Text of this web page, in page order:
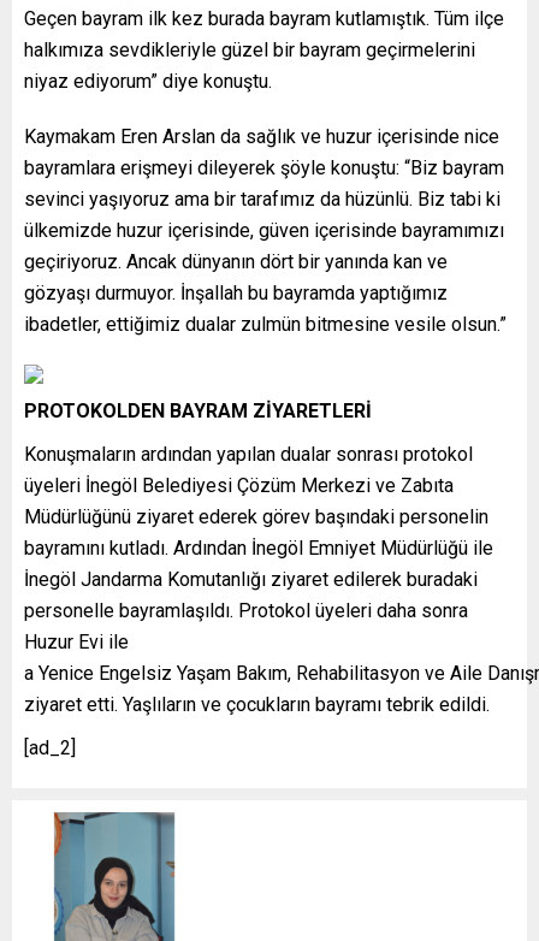
Geçen bayram ilk kez burada bayram kutlamıştık. Tüm ilçe
halkımıza sevdikleriyle güzel bir bayram geçirmelerini
niyaz ediyorum” diye konuştu.
Kaymakam Eren Arslan da sağlık ve huzur içerisinde nice
bayramlara erişmeyi dileyerek şöyle konuştu: “Biz bayram
sevinci yaşıyoruz ama bir tarafımız da hüzünlü. Biz tabi ki
ülkemizde huzur içerisinde, güven içerisinde bayramımızı
geçiriyoruz. Ancak dünyanın dört bir yanında kan ve
gözyaşı durmuyor. İnşallah bu bayramda yaptığımız
ibadetler, ettiğimiz dualar zulmün bitmesine vesile olsun.”
PROTOKOLDEN BAYRAM ZİYARETLERİ
Konuşmaların ardından yapılan dualar sonrası protokol
üyeleri İnegöl Belediyesi Çözüm Merkezi ve Zabıta
Müdürlüğünü ziyaret ederek görev başındaki personelin
bayramını kutladı. Ardından İnegöl Emniyet Müdürlüğü ile
İnegöl Jandarma Komutanlığı ziyaret edilerek buradaki
personelle bayramlaşıldı. Protokol üyeleri daha sonra
Huzur Evi ile
a Yenice Engelsiz Yaşam Bakım, Rehabilitasyon ve Aile
ziyaret etti. Yaşlıların ve çocukların bayramı tebrik edildi.
[ad_2]